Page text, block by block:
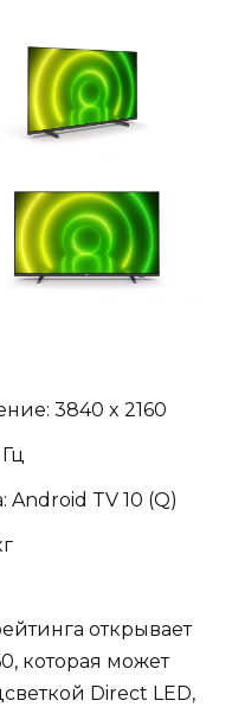
3840 x 2160
TV 10 (Q)
открывает
которая может
Direct LED,